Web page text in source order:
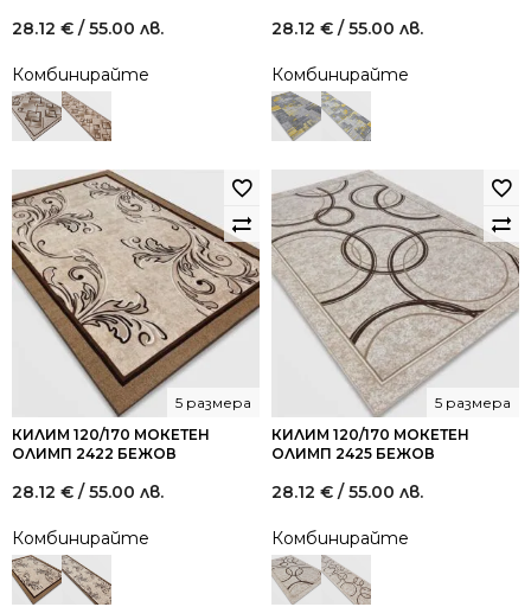
28.12 € / 55.00 лв.
Комбинирайте
28.12 € / 55.00 лв.
Комбинирайте
КИЛИМ 120/170 МОКЕТЕН
ОЛИМП 2422 БЕЖОВ
5 размера
28.12 € / 55.00 лв.
Комбинирайте
КИЛИМ 120/170 МОКЕТЕН
ОЛИМП 2425 БЕЖОВ
5 размера
28.12 € / 55.00 лв.
Комбинирайте